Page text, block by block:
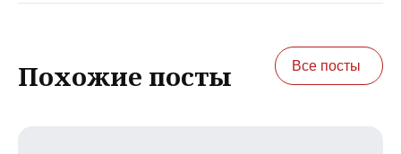
Похожие посты Все посты